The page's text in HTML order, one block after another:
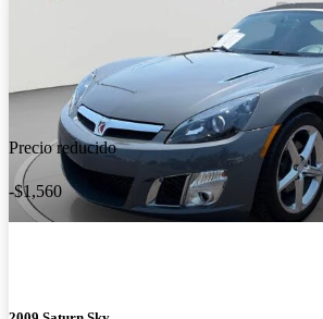
Precio reducido
-$1,560